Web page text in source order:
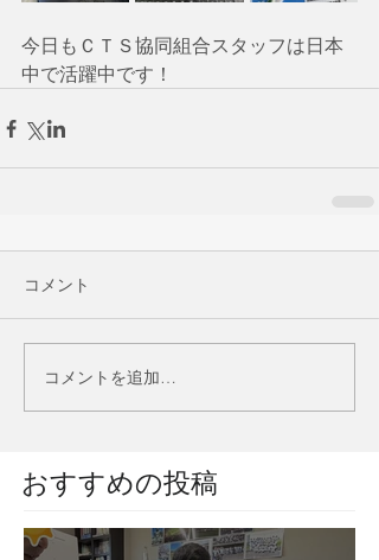
今日もＣＴＳ協同組合スタッフは日本
中で活躍中です！
コメント
コメントを追加…
​おすすめの投稿